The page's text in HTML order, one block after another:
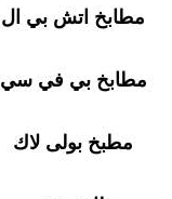
مطابخ اتش بي ال
مطابخ بي في سي
مطبخ بولى لاك